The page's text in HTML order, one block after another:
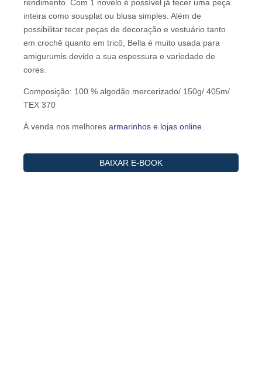
rendimento. Com 1 novelo é possível já tecer uma peça
inteira como sousplat ou blusa simples. Além de
possibilitar tecer peças de decoração e vestuário tanto
em crochê quanto em tricô, Bella é muito usada para
amigurumis devido a sua espessura e variedade de
cores.
Composição: 100 % algodão mercerizado/ 150g/ 405m/
TEX 370
À venda nos melhores armarinhos e lojas online.